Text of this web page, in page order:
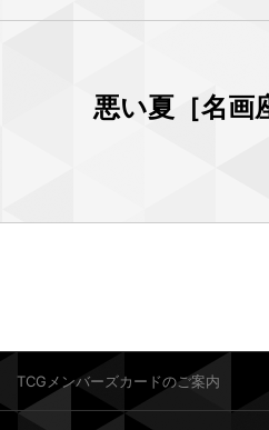
悪い夏［名画
TCGメンバーズカードのご案内